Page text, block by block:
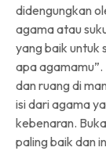
didengungkan
agama atau
yang baik untuk
apa
dan ruang di
isi dari agama
kebenaran.
paling baik dan